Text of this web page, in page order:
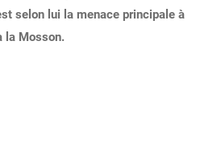
selon lui la menace principale à
la Mosson.